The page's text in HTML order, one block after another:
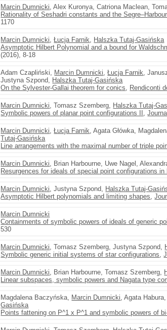
Marcin Dumnicki, Alex Kuronya, Catriona Maclean,
Rationality of Seshadri constants and the
1170
Marcin Dumnicki,Łucja Farnik, Halszka Tutaj-Gasińska
Asymptotic Hilbert Polynomial and a bound for
(2016), 8-18
Adam Czapliński, Marcin Dumnicki,Łucja Farnik,
Justyna Szpond, Halszka Tutaj-Gasińska
On the Sylvester-Gallai theorem for conics, Rendiconti
Marcin Dumnicki, Tomasz Szemberg, Halszka Tutaj-
Symbolic powers of planar point configurations II ,
Marcin Dumnicki,Łucja Farnik, Agata Główka,
Tutaj-Gasińska
Line arrangements with the maximal number of triple
Marcin Dumnicki, Brian Harbourne, Uwe Nagel,
Resurgences for ideals of special point configurations
Marcin Dumnicki, Justyna Szpond, Halszka Tutaj-
Asymptotic Hilbert polynomials and limiting shapes,
Marcin Dumnicki
Containments of symbolic powers of ideals of generic
530
Marcin Dumnicki, Tomasz Szemberg, Justyna Szpond,
Symbolic generic initial systems of star configurations,
Marcin Dumnicki, Brian Harbourne, Tomasz Szemberg,
Linear subspaces, symbolic powers and Nagata type
Magdalena Baczyńska, Marcin Dumnicki, Agata
Gasińska
Points fattening on P^1 x P^1 and symbolic powers of